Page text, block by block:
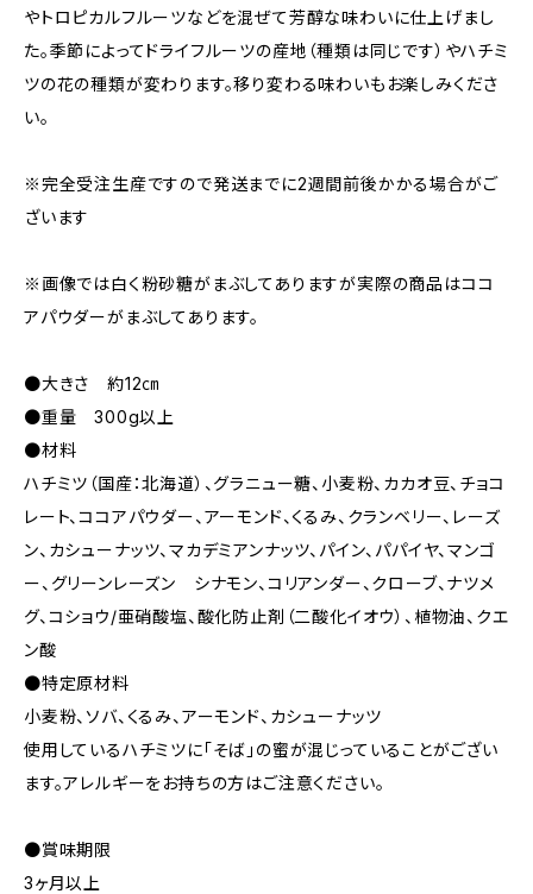
やトロピカルフルーツなどを混ぜて芳醇な味わいに仕上げまし
た。季節によってドライフルーツの産地（種類は同じです）やハチミ
ツの花の種類が変わります。移り変わる味わいもお楽しみくださ
い。
※完全受注生産ですので発送までに2週間前後かかる場合がご
ざいます
※画像では白く粉砂糖がまぶしてありますが実際の商品はココ
アパウダーがまぶしてあります。
●大きさ 約12㎝
●重量 300g以上
●材料
ハチミツ（国産：北海道）、グラニュー糖、小麦粉、カカオ豆、チョコ
レート、ココアパウダー、アーモンド、くるみ、クランベリー、レーズ
ン、カシューナッツ、マカデミアンナッツ、パイン、パパイヤ、マンゴ
ー、グリーンレーズン シナモン、コリアンダー、クローブ、ナツメ
グ、コショウ/亜硝酸塩、酸化防止剤（二酸化イオウ）、植物油、クエ
ン酸
●特定原材料
小麦粉、ソバ、くるみ、アーモンド、カシューナッツ
使用しているハチミツに「そば」の蜜が混じっていることがござい
ます。アレルギーをお持ちの方はご注意ください。
●賞味期限
3ヶ月以上